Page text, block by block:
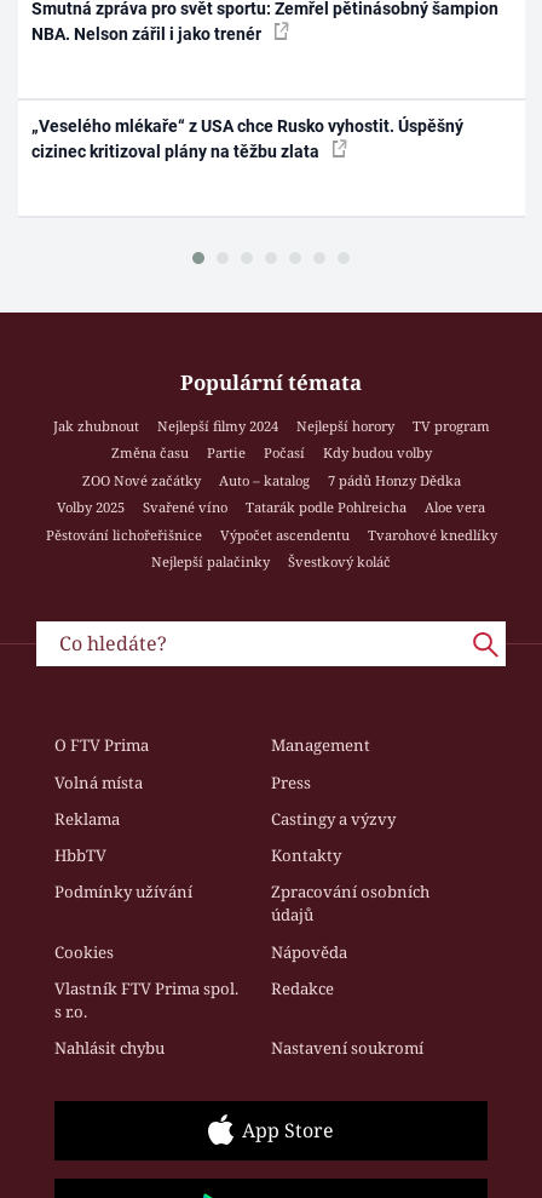
Smutná zpráva pro svět sportu: Zemřel pětinásobný šampion
NBA. Nelson zářil i jako trenér
„Veselého mlékaře“ z USA chce Rusko vyhostit. Úspěšný
cizinec kritizoval plány na těžbu zlata
Populární témata
Jak zhubnout Nejlepší filmy 2024 Nejlepší horory
TV program
Změna času
Partie Počasí
Kdy budou volby
ZOO Nové začátky
Auto – katalog
7 pádů Honzy Dědka
Volby 2025
Svařené víno Tatarák podle Pohlreicha
Aloe vera
Pěstování lichořeřišnice
Výpočet ascendentu
Tvarohové knedlíky
Nejlepší palačinky
Švestkový koláč
O FTV Prima
Management
Volná místa
Press
Reklama
Castingy a výzvy
HbbTV
Kontakty
Podmínky užívání
Zpracování osobních
údajů
Cookies
Nápověda
Vlastník FTV Prima spol.
s r.o.
Redakce
Nahlásit chybu Nastavení soukromí
App Store